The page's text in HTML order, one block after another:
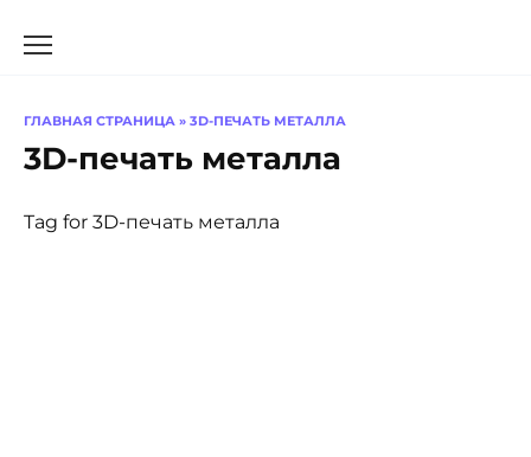
ГЛАВНАЯ СТРАНИЦА » 3D-ПЕЧАТЬ МЕТАЛЛА
3D-печать металла
Tag for 3D-печать металла